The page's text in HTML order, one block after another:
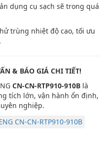
dụng cụ sạch sẽ trong quá
trùng nhiệt độ cao, tối ưu
& BÁO GIÁ CHI TIẾT!
CN-CN-RTP910-910Blà
tích lớn, vận hành ổn định,
nghiệp.
CN-CN-RTP910-910B